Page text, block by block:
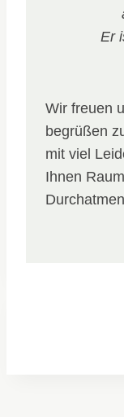
Er
Wir freuen
begrüßen
mit viel
Ihnen